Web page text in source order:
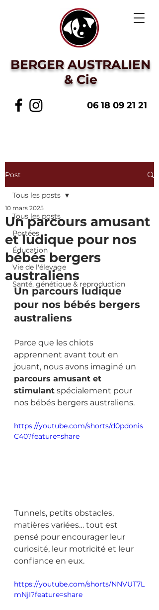
BERGER AUSTRALIEN
& Cie
06 18 09 21 21
Post
Tous les posts
Portées
Éducation
Vie de l'élevage
Santé, génétique & reproduction
Tous les posts
Un parcours amusant
et ludique pour nos
bébés bergers
australiens
10 mars 2025
Un parcours ludique
pour nos bébés bergers
australiens
Parce que les chiots
apprennent avant tout en
jouant, nous avons imaginé un
parcours amusant et
stimulant spécialement pour
nos bébés bergers australiens.
https://youtube.com/shorts/d0pdonis
C40?feature=share
Tunnels, petits obstacles,
matières variées… tout est
pensé pour encourager leur
curiosité, leur motricité et leur
confiance en eux.
https://youtube.com/shorts/NNVUT7L
mNjI?feature=share